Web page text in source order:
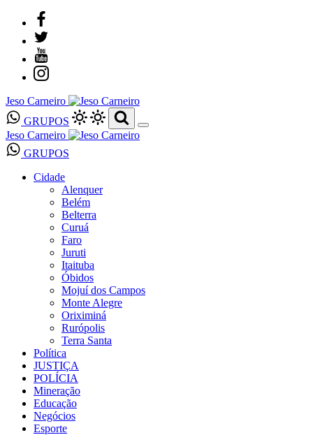
Jeso Carneiro
GRUPOS
Jeso Carneiro
GRUPOS
Cidade
Alenquer
Belém
Belterra
Curuá
Faro
Juruti
Itaituba
Óbidos
Mojuí dos Campos
Monte Alegre
Oriximiná
Rurópolis
Terra Santa
Política
JUSTIÇA
POLÍCIA
Mineração
Educação
Negócios
Esporte